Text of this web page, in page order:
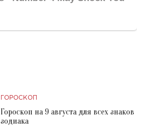
ГОРОСКОП
Гороскоп на 9 августа для всех знаков
зодиака